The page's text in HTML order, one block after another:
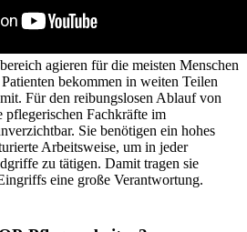
agieren für die meisten Menschen
bekommen in weiten Teilen
Für den reibungslosen Ablauf von
Fachkräfte im
Sie benötigen ein hohes
Arbeitsweise, um in jeder
zu tätigen. Damit tragen sie
eine große Verantwortung.